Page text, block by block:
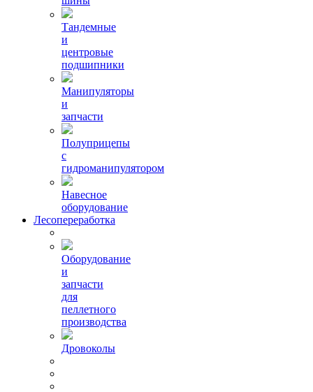
Тандемные
и
центровые
подшипники
Манипуляторы
и
запчасти
Полуприцепы
с
гидроманипулятором
Навесное
оборудование
Лесопереработка
Оборудование
и
запчасти
для
пеллетного
производства
Дровоколы